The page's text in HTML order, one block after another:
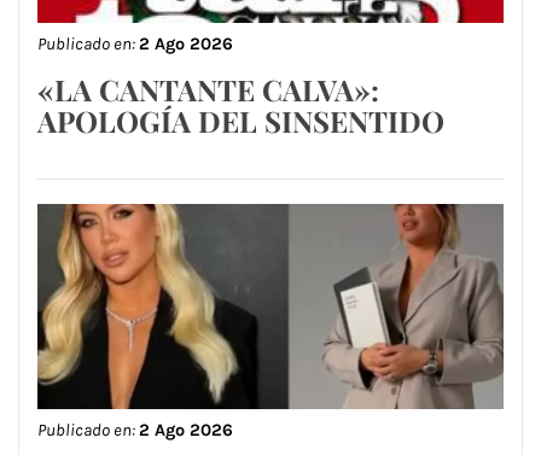
Publicado en:2 Ago 2026
«LA CANTANTE CALVA»:
APOLOGÍA DEL SINSENTIDO
Publicado en:2 Ago 2026